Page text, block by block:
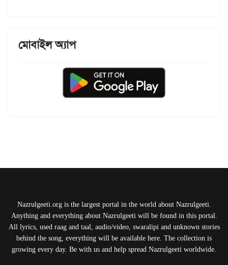
মোবাইল অ্যাপ
Nazrulgeeti.org is the largest portal in the world about Nazrulgeeti.
Anything and everything about Nazrulgeeti will be found in this portal.
All lyrics, used raag and taal, audio/video, swaralipi and unknown stories
behind the song, everything will be available here. The collection is
growing every day. Be with us and help spread Nazrulgeeti worldwide.